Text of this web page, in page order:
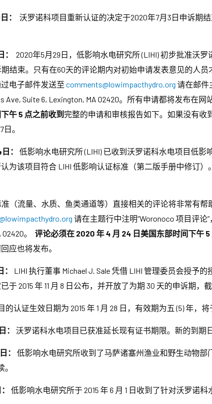
：
沃罗诺科项目重新认证的决定于2020年7月3日申诉期
：
2020年5月29日，低影响水电研究所 (LIHI) 初步批准沃
结束。只有在60天的评论期内对初始申请发表意见的人
电子邮件发送至 comments@lowimpacthydro.org 请在邮件
Ave, Suite 6, Lexington, MA 02420。所有申请都将发布在
午 5 点之前收到 完整的申请和审核报告如下。如果没有收
。
：
低影响水电研究所 (LIHI) 已收到沃罗诺科水电项目低
为该项目符合 LIHI 低影响认证标准（第二版手册中修订）
准（流量、水质、鱼类通道等）直接相关的评论将非常有
请在主题行中注明“Woronoco 项目评论
02420。 评论必须在 2020 年 4 月 24 日美国东部时间下午 5
应也将发布。
LIHI 执行董事 Michael J. Sale 凭借 LIHI 管理委员会授予
于 2015 年 11 月 8 日公布，并开放了为期 30 天的申诉期，
的认证生效日期为 2015 年 1 月 28 日，有效期为五 (5) 年，将
： 沃罗诺科水电项目已获准延长现有证书期限。新的到期
：
低影响水电研究所收到了马萨诸塞州渔业和野生动物部
低影响水电研究所于 2015 年 6 月 1 日收到了针对沃罗诺